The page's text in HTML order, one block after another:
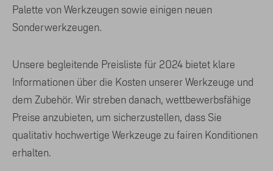
Palette von Werkzeugen sowie einigen neuen
Sonderwerkzeugen.
Unsere begleitende Preisliste für 2024 bietet klare
Informationen über die Kosten unserer Werkzeuge und
dem Zubehör. Wir streben danach, wettbewerbsfähige
Preise anzubieten, um sicherzustellen, dass Sie
qualitativ hochwertige Werkzeuge zu fairen Konditionen
erhalten.